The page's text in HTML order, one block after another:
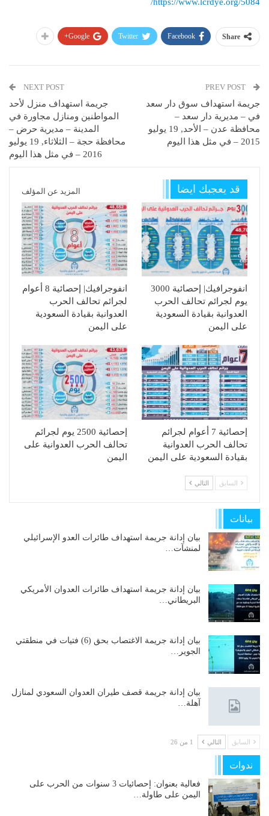
Share
Facebook
Twitter
Google+
جريمة استهداف سوق دار سعد
في – مديرية دار سعد –
محافظة عدن – الأحد, 19 يوليو
2015 – في مثل هذا اليوم
NEXT POST
جريمة استهداف منزل لأحد
المواطنين ومنازل مجاورة في
المدينة – مديرية حرض –
محافظة حجة – الثلاثاء, 19 يوليو
2016 – في مثل هذا اليوم
قد يعجبك ايضا المزيد عن المؤلف
انفوجرافيك| إحصائية 3000
يوم لجرائم تحالف الحرب
العدوانية بقيادة السعودية
على اليمن
انفوجرافيك| إحصائية 8 أعوام
لجرائم تحالف الحرب
العدوانية بقيادة السعودية
على اليمن
إحصائية 7 أعوام لجرائم
تحالف الحرب العدوانية
بقيادة السعودية على اليمن
إحصائية 2500 يوم لجرائم
تحالف الحرب العدوانية على
اليمن
السابق التالي
بيانات
بيان إدانة جريمة استهداف طائرات العدو الإسرائيلي
لمنشآت…
بيان إدانة جريمة استهداف طائرات العدوان الأمريكي
البريطاني…
بيان إدانة جريمة الاغتصاب بحق (6) فتيات في منطقتي
الجوير…
بيان إدانة جريمة قصف طيران العدوان السعودي لمنازل
آهلة…
السابق التالي 1 من 26
ندوات
فعالية بعنوان: إحصائيات 3 سنوات من الحرب على
اليمن على طاولة…